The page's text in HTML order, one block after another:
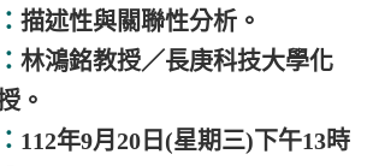
描述性與關聯性分析。
林鴻銘教授／長庚科技大學化
。
112年9月20日(星期三)下午13時